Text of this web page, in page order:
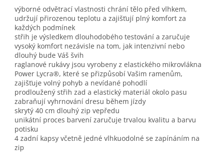
výborné odvětrací vlastnosti chrání tělo před vlhkem,
udržují přirozenou teplotu a zajišťují plný komfort za
každých podmínek
střih je výsledkem dlouhodobého testování a zaručuje
vysoký komfort nezávisle na tom, jak intenzivní nebo
dlouhý bude Váš švih
raglanové rukávy jsou vyrobeny z elastického mikrovlákna
Power Lycra®, které se přizpůsobí Vašim ramenům,
zajišťuje volný pohyb a nevídané pohodlí
prodloužený střih zad a elastický materiál okolo pasu
zabraňují vyhrnování dresu během jízdy
skrytý 40 cm dlouhý zip vepředu
unikátní proces barvení zaručuje trvalou kvalitu a barvu
potisku
4 zadní kapsy včetně jedné vlhkuodolné se zapínáním na
zip